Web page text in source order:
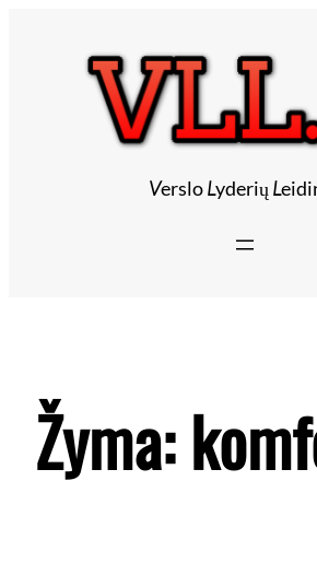
VersloLyderių L
Žyma: